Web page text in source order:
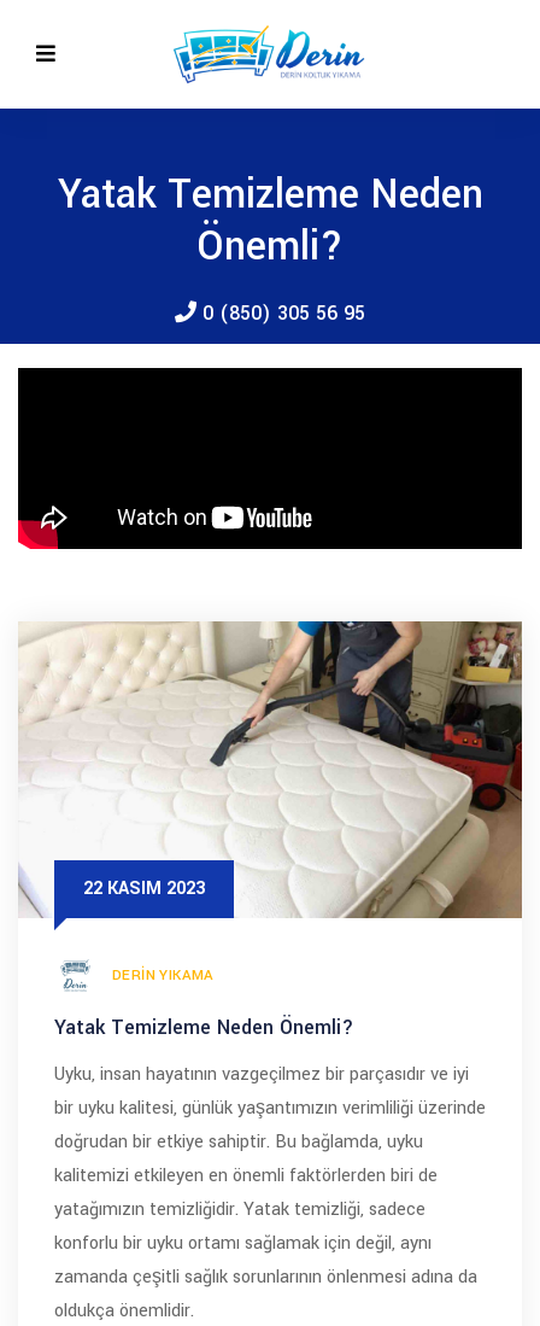
Yatak Temizleme Neden
Önemli?
0 (850) 305 56 95
22 KASIM 2023
DERIN YIKAMA
Yatak Temizleme Neden Önemli?
Uyku, insan hayatının vazgeçilmez bir parçasıdır ve iyi
bir uyku kalitesi, günlük yaşantımızın verimliliği üzerinde
doğrudan bir etkiye sahiptir. Bu bağlamda, uyku
kalitemizi etkileyen en önemli faktörlerden biri de
yatağımızın temizliğidir. Yatak temizliği, sadece
konforlu bir uyku ortamı sağlamak için değil, aynı
zamanda çeşitli sağlık sorunlarının önlenmesi adına da
oldukça önemlidir.